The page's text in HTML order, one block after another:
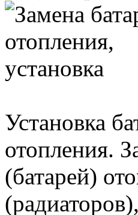
Установка
отопления.
(батарей)